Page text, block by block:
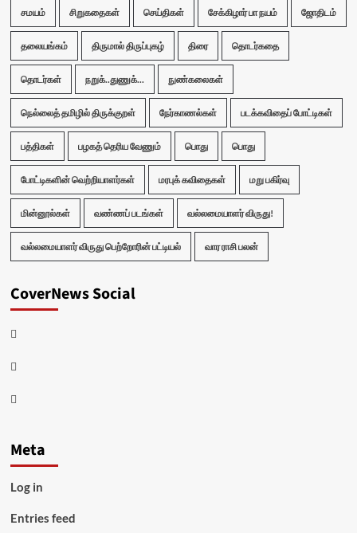
சமயம் சிறுகதைகள் செய்திகள் சேக்கிழார் பா நயம் ஜோதிடம்
தலையங்கம் திருமால் திருப்புகழ் திரை தொடர்கதை
தொடர்கள் நறுக்..துணுக்... நுண்கலைகள்
நெல்லைத் தமிழில் திருக்குறள் நேர்காணல்கள் படக்கவிதைப் போட்டிகள்
பத்திகள் பழகத் தெரிய வேணும் பொது பொது
போட்டிகளின் வெற்றியாளர்கள் மரபுக் கவிதைகள் மறு பகிர்வு
மின்னூல்கள் வண்ணப் படங்கள் வல்லமையாளர் விருது!
வல்லமையாளர் விருது பெற்றோரின் பட்டியல் வார ராசி பலன்
CoverNews Social
Facebook
Twitter
Youtube
Meta
Log in
Entries feed